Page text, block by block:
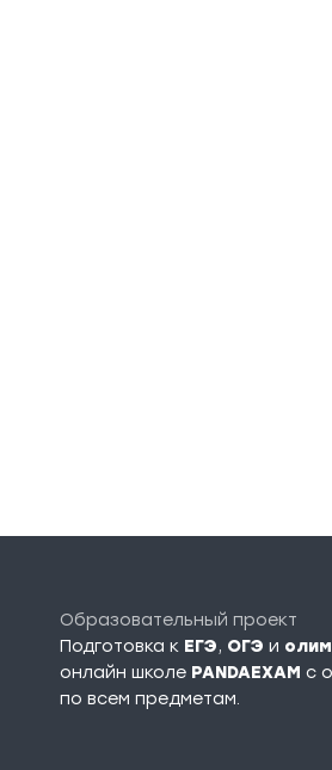
Образовательный проект
Подготовка к ЕГЭ, ОГЭ и
онлайн школе PANDAEXAM c
по всем предметам.